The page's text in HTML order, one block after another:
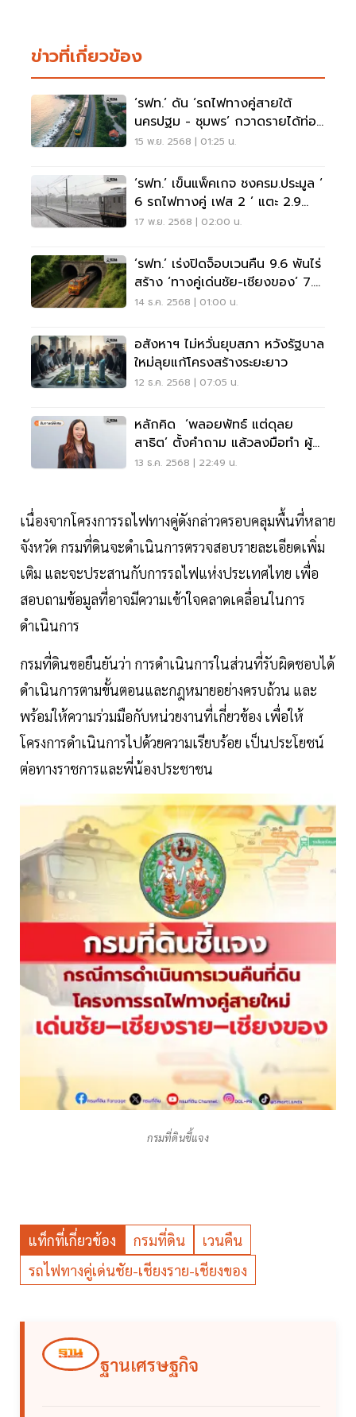
ข่าวที่เกี่ยวข้อง
‘รฟท.’ ดัน ‘รถไฟทางคู่สายใต้
นครปฐม - ชุมพร’ กวาดรายได้ท่อง
เที่ยว 72 ล้าน
15 พ.ย. 2568 | 01:25 น.
‘รฟท.’ เข็นแพ็คเกจ ชงครม.ประมูล ‘
6 รถไฟทางคู่ เฟส 2 ’ แตะ 2.9
แสนล้าน
17 พ.ย. 2568 | 02:00 น.
‘รฟท.’ เร่งปิดจ็อบเวนคืน 9.6 พันไร่
สร้าง ‘ทางคู่เด่นชัย-เชียงของ’ 7.2
หมื่นล้าน
14 ธ.ค. 2568 | 01:00 น.
อสังหาฯ ไม่หวั่นยุบสภา หวังรัฐบาล
ใหม่ลุยแก้โครงสร้างระยะยาว
12 ธ.ค. 2568 | 07:05 น.
หลักคิด ‘พลอยพัทธ์ แต่ดุลย
สาธิต’ ตั้งคำถาม แล้วลงมือทำ ผู้
สร้าง Data Warehouse เพื่อ
13 ธ.ค. 2568 | 22:49 น.
เนื่องจากโครงการรถไฟทางคู่ดังกล่าวครอบคลุมพื้นที่หลาย
จังหวัด กรมที่ดินจะดำเนินการตรวจสอบรายละเอียดเพิ่ม
เติม และจะประสานกับการรถไฟแห่งประเทศไทย เพื่อ
สอบถามข้อมูลที่อาจมีความเข้าใจคลาดเคลื่อนในการ
ดำเนินการ
กรมที่ดินขอยืนยันว่า การดำเนินการในส่วนที่รับผิดชอบได้
ดำเนินการตามขั้นตอนและกฎหมายอย่างครบถ้วน และ
พร้อมให้ความร่วมมือกับหน่วยงานที่เกี่ยวข้อง เพื่อให้
โครงการดำเนินการไปด้วยความเรียบร้อย เป็นประโยชน์
ต่อทางราชการและพี่น้องประชาชน
กรมที่ดินชี้แจง
แท็กที่เกี่ยวข้อง กรมที่ดิน
เวนคืน
รถไฟทางคู่เด่นชัย-เชียงราย-เชียงของ
ฐานเศรษฐกิจ